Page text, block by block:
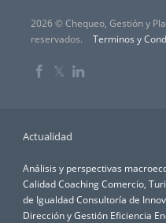
2026 © Chequeo, Gestión y
reservados.
Terminos y
𝕏
Actualidad
Análisis y perspectivas
CalidadCoachingComercio,
de IgualdadConsultoría de
Dirección y Gestión Eficiencia